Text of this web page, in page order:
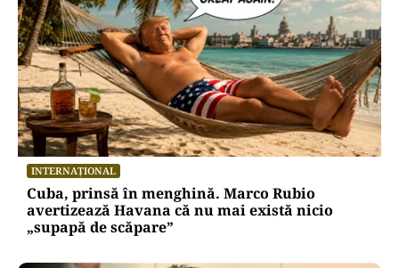
INTERNAȚIONAL
Cuba, prinsă în menghină. Marco Rubio
avertizează Havana că nu mai există nicio
„supapă de scăpare”